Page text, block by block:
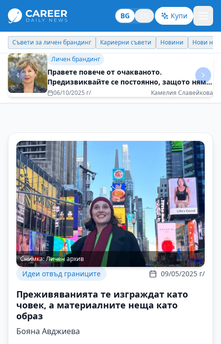
BG Купи
Кариерни съвети Новини Нови назначения Днес празнува
Кариерни съвети
Борете се – не се предавайте
18/09/2025 г/ Блага Виденова
Снимка:Личен архив
Идеи отвъд границите 09/05/2025 г/
Преживяванията те изграждат като
човек, а материалните неща като
образ
Бояна Авджиева